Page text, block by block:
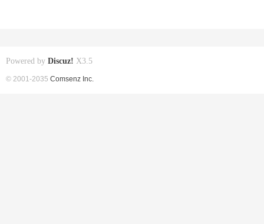
Powered by Discuz! X3.5
© 2001-2035 Comsenz Inc.